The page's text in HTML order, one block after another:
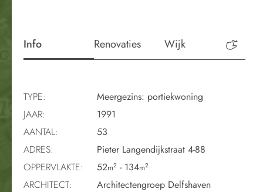
Info Renovaties Wijk
TYPE:
Meergezins: portiekwoning
JAAR:
1991
AANTAL:
53
ADRES:
Pieter Langendijkstraat 4-88
OPPERVLAKTE:
52m2 - 134m2
ARCHITECT:
Architectengroep Delfshaven